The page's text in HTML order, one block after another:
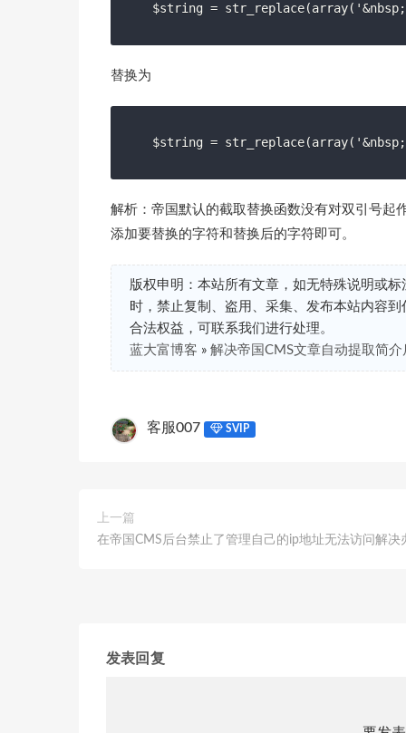
$string =
替换为
$string =
解析：帝国默认的截取替换函数没有对双引号起
添加要替换的字符和替换后的字符即可。
版权申明：本站所有文章，如无特殊说明或
时，禁止复制、盗用、采集、发布本站内容
合法权益，可联系我们进行处理。
蓝大富博客 » 解决帝国CMS文章自动提取简
客服007 SVIP
上一篇
在帝国CMS后台禁止了管理自己的ip地址无法访问解决
发表回复